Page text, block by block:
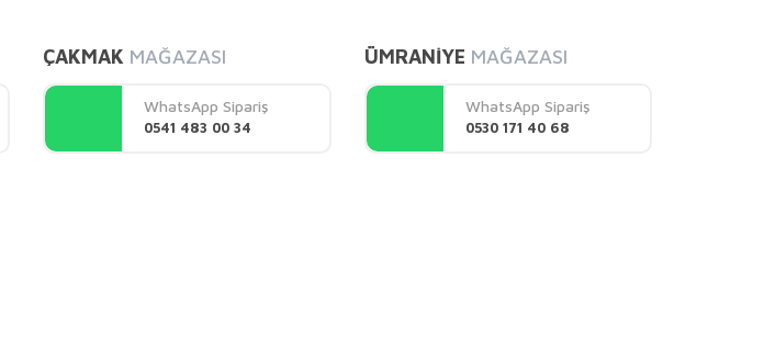
Yorum Yaz
ÇAKMAK MAĞAZASI
WhatsApp Sipariş
0541 483 00 34
ÜMRANİYE MAĞAZASI
WhatsApp Sipariş
0530 171 40 68